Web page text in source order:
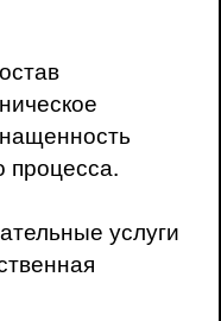
процесса.
услуги